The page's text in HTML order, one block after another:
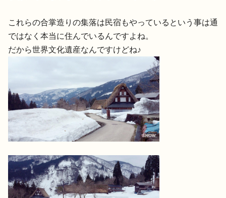
これらの合掌造りの集落は民宿もやっているという事は通
ではなく本当に住んでいるんですよね。
だから世界文化遺産なんですけどね♪